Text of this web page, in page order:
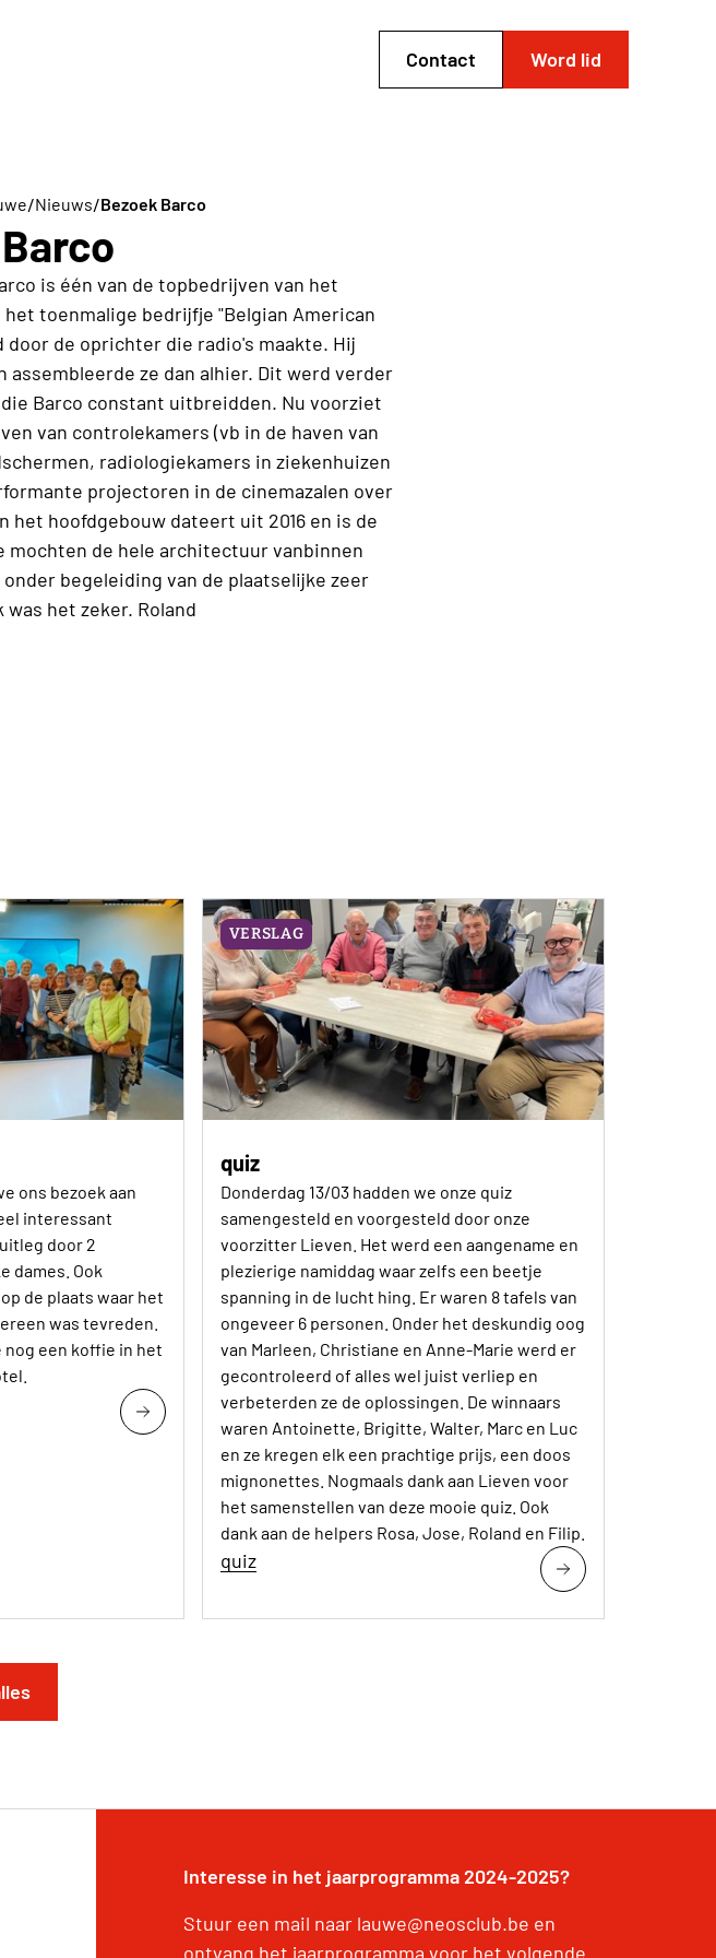
Contact Word lid
/Nieuws/Bezoek Barco
is één van de topbedrijven van het
toenmalige bedrijfje "Belgian American
door de oprichter die radio's maakte. Hij
ze dan alhier. Dit werd verder
Barco constant uitbreidden. Nu voorziet
van controlekamers (vb in de haven van
radiologiekamers in ziekenhuizen
projectoren in de cinemazalen over
het hoofdgebouw dateert uit 2016 en is de
mochten de hele architectuur vanbinnen
begeleiding van de plaatselijke zeer
het zeker. Roland
ons bezoek aan
interessant
door 2
dames. Ook
de plaats waar het
was tevreden.
nog een koffie in het
VERSLAG
quiz
Donderdag 13/03 hadden we onze quiz
samengesteld en voorgesteld door onze
voorzitter Lieven. Het werd een aangename en
plezierige namiddag waar zelfs een beetje
spanning in de lucht hing. Er waren 8 tafels van
ongeveer 6 personen. Onder het deskundig oog
van Marleen, Christiane en Anne-Marie werd er
gecontroleerd of alles wel juist verliep en
verbeterden ze de oplossingen. De winnaars
waren Antoinette, Brigitte, Walter, Marc en Luc
en ze kregen elk een prachtige prijs, een doos
mignonettes. Nogmaals dank aan Lieven voor
het samenstellen van deze mooie quiz. Ook
dank aan de helpers Rosa, Jose, Roland en Filip.
quiz
Interesse in het jaarprogramma 2024-2025?
Stuur een mail naar lauwe@neosclub.be en
ontvang het jaarprogramma voor het volgende